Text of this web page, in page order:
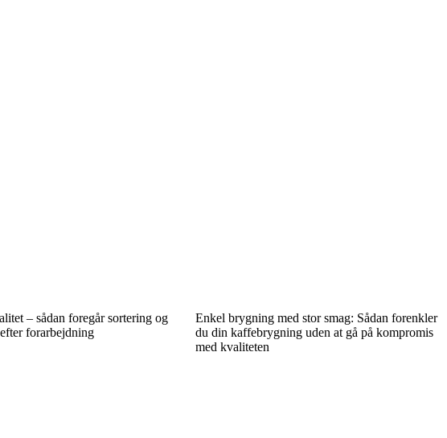
– sådan foregår sortering og
forarbejdning
Enkel brygning med stor smag: Sådan forenkler
du din kaffebrygning uden at gå på kompromis
med kvaliteten